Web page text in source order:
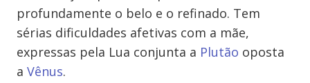
profundamente o belo e o refinado. Tem
sérias dificuldades afetivas com a mãe,
expressas pela Lua conjunta a Plutão oposta
a Vênus.